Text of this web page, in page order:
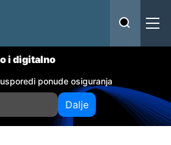
i digitalno
ponude osiguranja
Dalje